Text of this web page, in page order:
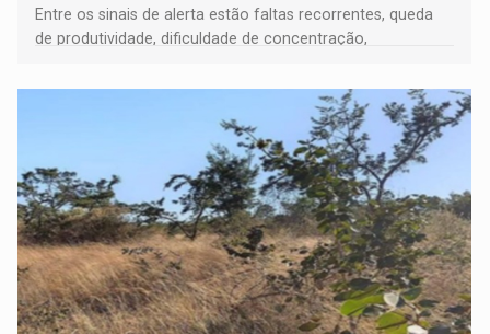
Entre os sinais de alerta estão faltas recorrentes, queda
de produtividade, dificuldade de concentração,